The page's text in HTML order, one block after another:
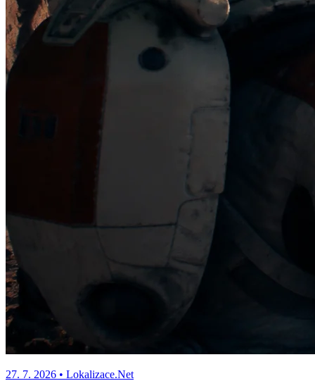
27. 7. 2026 • Lokalizace.Net